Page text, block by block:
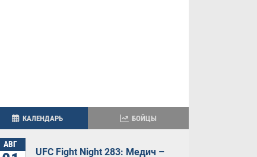
КАЛЕНДАРЬ БОЙЦЫ
АВГ
UFC Fight Night 283: Медич –